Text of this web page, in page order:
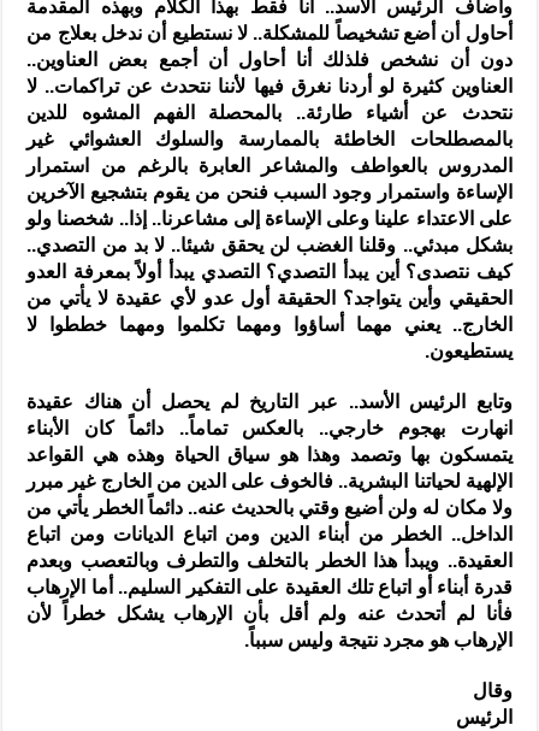
وأضاف الرئيس الأسد.. أنا فقط بهذا الكلام وبهذه المقدمة
أحاول أن أضع تشخيصاً للمشكلة.. لا نستطيع أن ندخل بعلاج من
دون أن نشخص فلذلك أنا أحاول أن أجمع بعض العناوين..
العناوين كثيرة لو أردنا نغرق فيها لأننا نتحدث عن تراكمات.. لا
نتحدث عن أشياء طارئة.. بالمحصلة الفهم المشوه للدين
بالمصطلحات الخاطئة بالممارسة والسلوك العشوائي غير
المدروس بالعواطف والمشاعر العابرة بالرغم من استمرار
الإساءة واستمرار وجود السبب فنحن من يقوم بتشجيع الآخرين
على الاعتداء علينا وعلى الإساءة إلى مشاعرنا.. إذا.. شخصنا ولو
بشكل مبدئي.. وقلنا الغضب لن يحقق شيئا.. لا بد من التصدي..
كيف نتصدى؟ أين يبدأ التصدي؟ التصدي يبدأ أولاً بمعرفة العدو
الحقيقي وأين يتواجد؟ الحقيقة أول عدو لأي عقيدة لا يأتي من
الخارج.. يعني مهما أساؤوا ومهما تكلموا ومهما خططوا لا
يستطيعون.
وتابع الرئيس الأسد.. عبر التاريخ لم يحصل أن هناك عقيدة
انهارت بهجوم خارجي.. بالعكس تماماً.. دائماً كان الأبناء
يتمسكون بها وتصمد وهذا هو سياق الحياة وهذه هي القواعد
الإلهية لحياتنا البشرية.. فالخوف على الدين من الخارج غير مبرر
ولا مكان له ولن أضيع وقتي بالحديث عنه.. دائماً الخطر يأتي من
الداخل.. الخطر من أبناء الدين ومن اتباع الديانات ومن اتباع
العقيدة.. ويبدأ هذا الخطر بالتخلف والتطرف وبالتعصب وبعدم
قدرة أبناء أو اتباع تلك العقيدة على التفكير السليم.. أما الإرهاب
فأنا لم أتحدث عنه ولم أقل بأن الإرهاب يشكل خطراً لأن
الإرهاب هو مجرد نتيجة وليس سبباً.
وقال
الرئيس